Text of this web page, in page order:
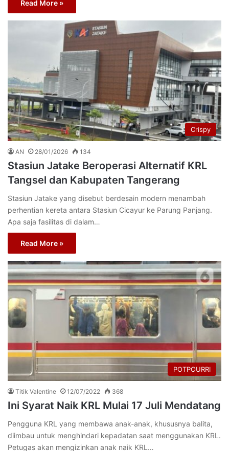
Read More »
Crispy
AN 28/01/2026 134
Stasiun Jatake Beroperasi Alternatif KRL
Tangsel dan Kabupaten Tangerang
Stasiun Jatake yang disebut berdesain modern menambah
perhentian kereta antara Stasiun Cicayur ke Parung Panjang.
Apa saja fasilitas di dalam…
Read More »
POTPOURRI
Titik Valentine 12/07/2022 368
Ini Syarat Naik KRL Mulai 17 Juli Mendatang
Pengguna KRL yang membawa anak-anak, khususnya balita,
diimbau untuk menghindari kepadatan saat menggunakan KRL.
Petugas akan mengizinkan anak naik KRL…